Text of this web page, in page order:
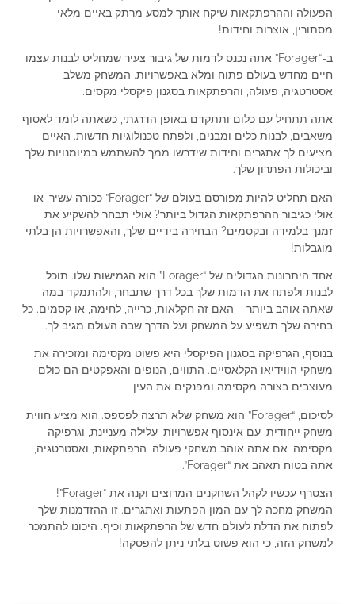
הפעולה וההרפתקאות שיקח אותך למסע מרתק באיים מלאי
מסתורין, אוצרות וחידות!
ב-“Forager” אתה נכנס לדמות של גיבור צעיר שמחליט לבנות עצמו
חיים מחדש בעולם פתוח ומלא באפשרויות. המשחק משלב
אסטרטגיה, פעולה, והרפתקאות בסגנון פיקסלי מקסים.
אתה תתחיל עם כלום ותתקדם באופן הדרגתי, כשאתה לומד לאסוף
משאבים, לבנות כלים ומבנים, ולפתח טכנולוגיות חדשות. האיים
מציעים לך אתגרים וחידות שידרשו ממך להשתמש במיומנויות שלך
וביכולות הפתרון שלך.
האם תחליט להיות מפורסם בעולם של “Forager” ככורה עשיר, או
אולי כגיבור ההרפתקאות הגדול ביותר? אולי תבחר להשקיע את
זמנך בלמידה ובקסמים? הבחירה בידיים שלך, והאפשרויות הן בלתי
מוגבלות!
אחד היתרונות הגדולים של “Forager” הוא הגמישות שלו. תוכל
לבנות ולפתח את הדמות שלך בכל דרך שתבחר, ולהתמקד במה
שאתה אוהב ביותר – האם זה חקלאות, כרייה, לחימה, או קסמים. כל
בחירה שלך תשפיע על המשחק ועל הדרך שבה העולם מגיב לך.
בנוסף, הגרפיקה בסגנון הפיקסלי היא פשוט מקסימה ומזכירה את
משחקי הווידיאו הקלאסיים. התווים, הנופים והאפקטים הם כולם
מעוצבים בצורה מקסימה ומפנקים את העין.
לסיכום, “Forager” הוא משחק שלא תרצה לפספס. הוא מציע חווית
משחק ייחודית, עם אינסוף אפשרויות, עלילה מעניינת, וגרפיקה
מקסימה. אם אתה אוהב משחקי פעולה, הרפתקאות, ואסטרטגיה,
אתה בטוח תאהב את “Forager”.
הצטרף עכשיו לקהל השחקנים המרוצים וקנה את “Forager”!
המשחק מחכה לך עם המון הפתעות ואתגרים. זו ההזדמנות שלך
לפתוח את הדלת לעולם חדש של הרפתקאות וכיף. היכונו להתמכר
למשחק הזה, כי הוא פשוט בלתי ניתן להפסקה!